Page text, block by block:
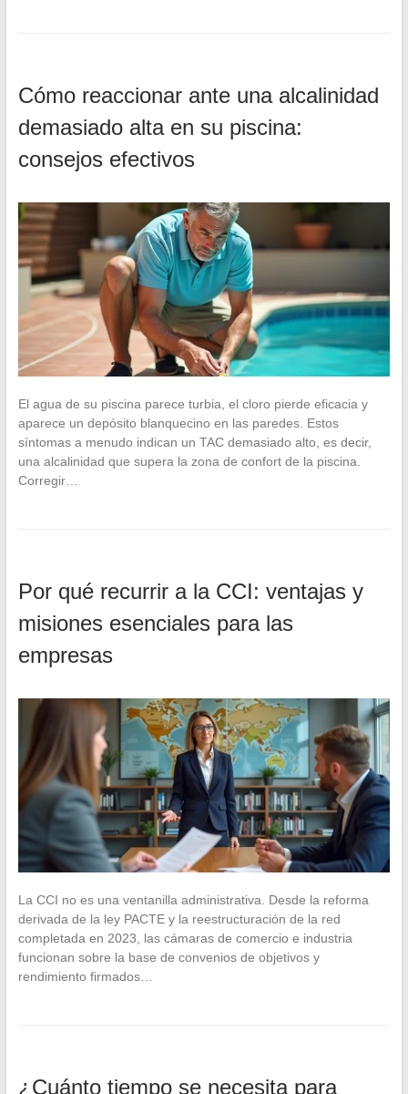
Cómo reaccionar ante una alcalinidad
demasiado alta en su piscina:
consejos efectivos
El agua de su piscina parece turbia, el cloro pierde eficacia y
aparece un depósito blanquecino en las paredes. Estos
síntomas a menudo indican un TAC demasiado alto, es decir,
una alcalinidad que supera la zona de confort de la piscina.
Corregir…
Por qué recurrir a la CCI: ventajas y
misiones esenciales para las
empresas
La CCI no es una ventanilla administrativa. Desde la reforma
derivada de la ley PACTE y la reestructuración de la red
completada en 2023, las cámaras de comercio e industria
funcionan sobre la base de convenios de objetivos y
rendimiento firmados…
¿Cuánto tiempo se necesita para